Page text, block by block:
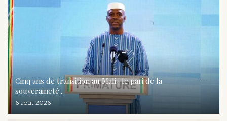
Cinq ans de transition au Mali : le pari de la
souveraineté...
6 août 2026